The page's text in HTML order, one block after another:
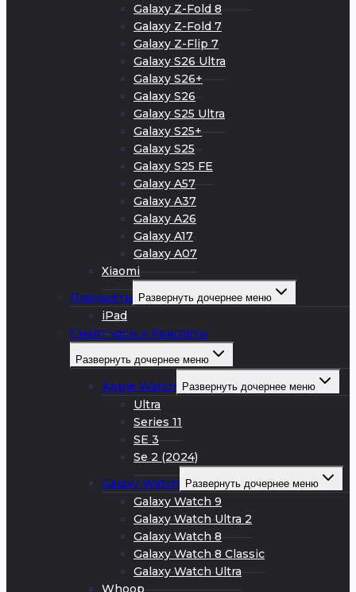
Galaxy Z-Fold 8
Galaxy Z-Fold 7
Galaxy Z-Flip 7
Galaxy S26 Ultra
Galaxy S26+
Galaxy S26
Galaxy S25 Ultra
Galaxy S25+
Galaxy S25
Galaxy S25 FE
Galaxy A57
Galaxy A37
Galaxy A26
Galaxy A17
Galaxy A07
Xiaomi
Планшеты
Развернуть дочернее меню
iPad
Смарт часы и браслеты
Развернуть дочернее меню
Apple Watch Развернуть дочернее меню
Ultra
Series 11
SE 3
Se 2 (2024)
Galaxy Watch
Развернуть дочернее меню
Galaxy Watch 9
Galaxy Watch Ultra 2
Galaxy Watch 8
Galaxy Watch 8 Classic
Galaxy Watch Ultra
Whoop